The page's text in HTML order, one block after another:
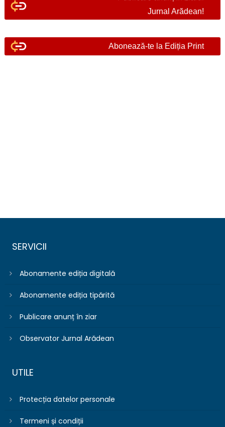
Jurnal Arădean!
Abonează-te la Ediția Print
SERVICII
Abonamente ediția digitală
Abonamente ediția tipărită
Publicare anunț în ziar
Observator Jurnal Arădean
UTILE
Protecția datelor personale
Termeni și condiții